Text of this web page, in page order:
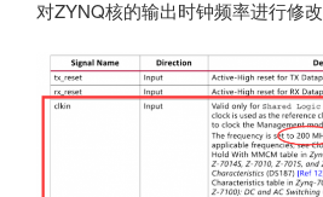
对ZYNQ核的输出时钟频率进行修改